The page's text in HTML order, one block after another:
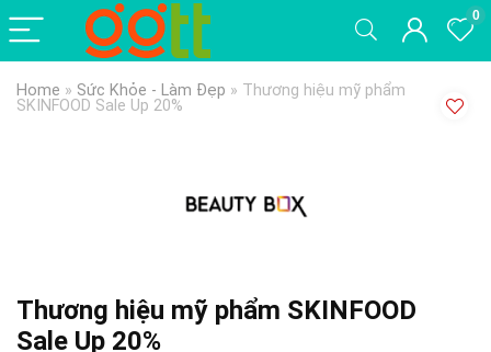
0
Home » Sức Khỏe - Làm Đẹp » Thương hiệu mỹ phẩm
SKINFOOD Sale Up 20%
Thương hiệu mỹ phẩm SKINFOOD
Sale Up 20%